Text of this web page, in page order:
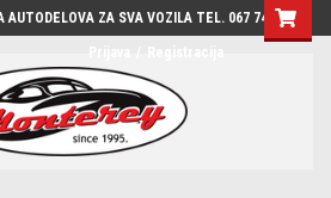
AUTODELOVA ZA SVA VOZILA TEL. 067 7444-780